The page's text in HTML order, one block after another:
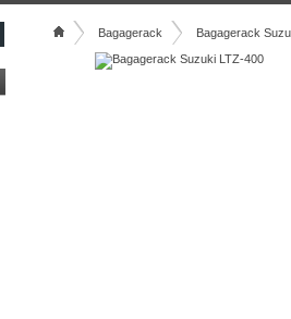
Bagagerack Bagagerack